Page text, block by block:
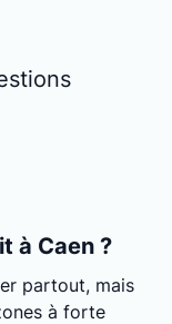
à Caen ?
partout, mais
à forte